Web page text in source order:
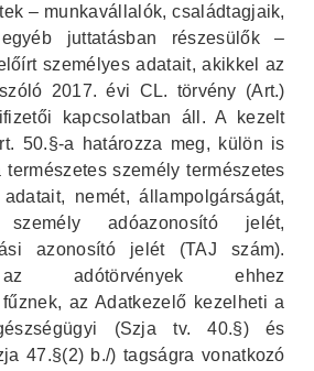
– munkavállalók, családtagjaik,
juttatásban részesülők –
személyes adatait, akikkel az
2017. évi CL. törvény (Art.)
kapcsolatban áll. A kezelt
50.§-a határozza meg, külön is
személy természetes
nemét, állampolgárságát,
adóazonosító jelét,
azonosító jelét (TAJ szám).
adótörvények ehhez
az Adatkezelő kezelheti a
(Szja tv. 40.§) és
47.§(2) b./) tagságra vonatkozó